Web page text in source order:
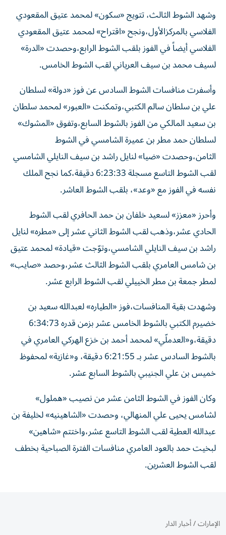
وشهد الشوط الثالث، تتويج «سكون» لمحمد عتيق المقعودي
الفلاسي بالمركزالأول،ونجح «اقتراح» لمحمد عتيق المقعودي
الفلاسي أيضاً في الفوز بلقب الشوط الرابع،وحصدت «الدرة»
لسيف محمد بن سيف العرياني لقب الشوط الخامس.
وأسفرت منافسات الشوط السادس عن فوز «دولة» لسلطان
علي بن سلطان سالم الكتبي،وتمكنت «العبور» لمحمد سلطان
بن سعيد المالكي من الفوز بالشوط السابع،وتفوق «المشوك»
لسلطان حمد مطر بن عميرة الشامسي في الشوط
الثامن،وحصدت «ضيا» لنايل راشد بن سيف النايلي الشامسي
لقب الشوط التاسع مسجلة 6:23:33 دقيقة،كما نجح الملك
نفسه في الفوز مع «وعد»، بلقب الشوط العاشر.
وأحرز «معزز» لسعيد خلفان بن حمد الحافري لقب الشوط
الحادي عشر،وذهب لقب الشوط الثاني عشر إلى «مطره» لنايل
راشد بن سيف النايلي الشامسي،وتوّجت «قيادة» لمحمد عتيق
بن شامس العامري بلقب الشوط الثالث عشر،وحصد «صايب»
لمطر جمعة بن مطر الخييلي لقب الشوط الرابع عشر.
وشهدت بقية المنافسات،فوز «الطياره» لعبدالله سعيد بن
خضيرم الكتبي بالشوط الخامس عشر بزمن قدره 6:34:73
دقيقة،و«العدملّي» لمحمد أحمد بن خزع الهركي العامري في
بالشوط السادس عشر بـ 6:21:55 دقيقة، و«غازية» لمحفوظ
خميس بن علي الجنيبي بالشوط السابع عشر.
وكان الفوز في الشوط الثامن عشر من نصيب «هملول»
لشامس يحيى علي المنهالي، وحصدت «الشاهينيه» لخليفة بن
عبدالله العطية لقب الشوط التاسع عشر،واختتم «شاهين»
لبخيت حمد بالعود العامري منافسات الفترة الصباحية بخطف
لقب الشوط العشرين.
الإمارات/أخبار الدار